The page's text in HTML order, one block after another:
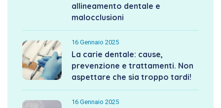
allineamento dentale e
malocclusioni
16 Gennaio 2025
La carie dentale: cause,
prevenzione e trattamenti. Non
aspettare che sia troppo tardi!
16 Gennaio 2025